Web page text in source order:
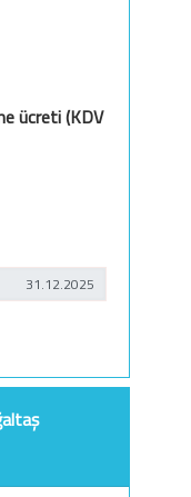
ücreti (KDV